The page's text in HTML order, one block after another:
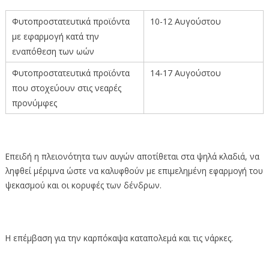
Φυτοπροστατευτικά προϊόντα
με εφαρμογή κατά την
εναπόθεση των ωών
10-12 Αυγούστου
Φυτοπροστατευτικά προϊόντα
που στοχεύουν στις νεαρές
προνύμφες
14-17 Αυγούστου
Επειδή η πλειονότητα των αυγών αποτίθεται στα ψηλά κλαδιά, να
ληφθεί μέριμνα ώστε να καλυφθούν με επιμελημένη εφαρμογή του
ψεκασμού και οι κορυφές των δένδρων.
Η επέμβαση για την καρπόκαψα καταπολεμά και τις νάρκες.